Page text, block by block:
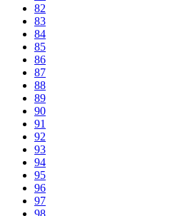
82
83
84
85
86
87
88
89
90
91
92
93
94
95
96
97
98